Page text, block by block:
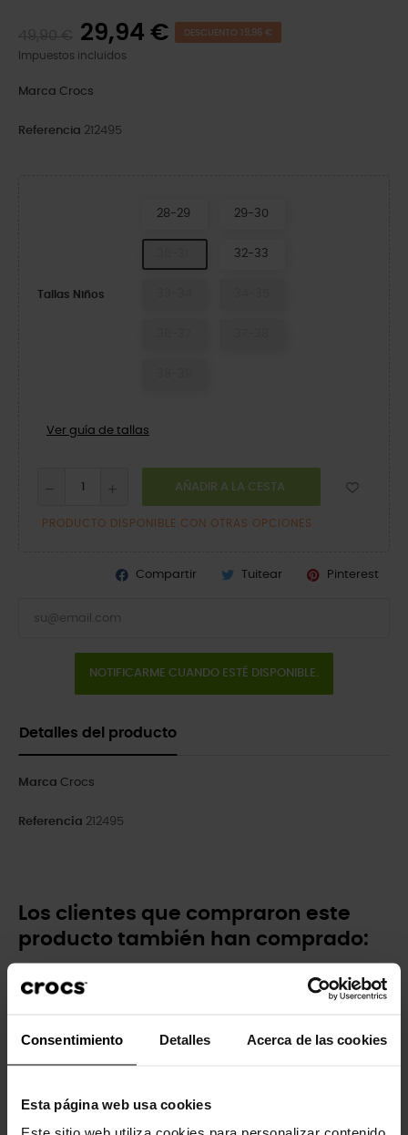
Consentimiento Detalles Acerca de las cookies
Esta página web usa cookies
29,94 € DESCUENTO 19,96 €
Impuestos incluidos
Marca Crocs
Referencia 212495
Tallas Niños
28-29 29-30
32-33
Ver guía de tallas
AÑADIR A LA CESTA
PRODUCTO DISPONIBLE CON OTRAS OPCIONES
Compartir Tuitear Pinterest
NOTIFICARME CUANDO ESTÉ DISPONIBLE.
Detalles del producto
Marca Crocs
Referencia 212495
Los clientes que compraron este
producto también han comprado: